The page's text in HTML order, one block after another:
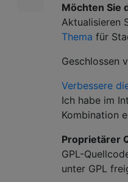
Möchten Sie
Aktualisieren
Thema für
Geschlossen
Verbessere
Ich habe im
Kombination
Proprietärer
GPL-
unter GPL